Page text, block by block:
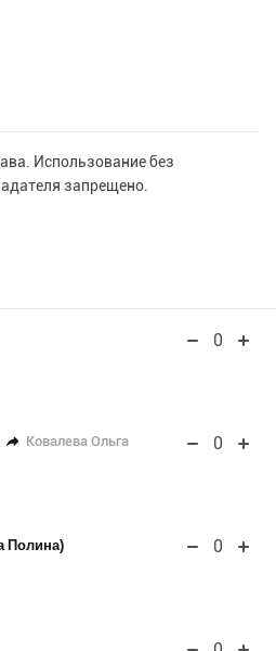
Использование без
запрещено.
0
Ковалева Ольга 0
Полина) 0